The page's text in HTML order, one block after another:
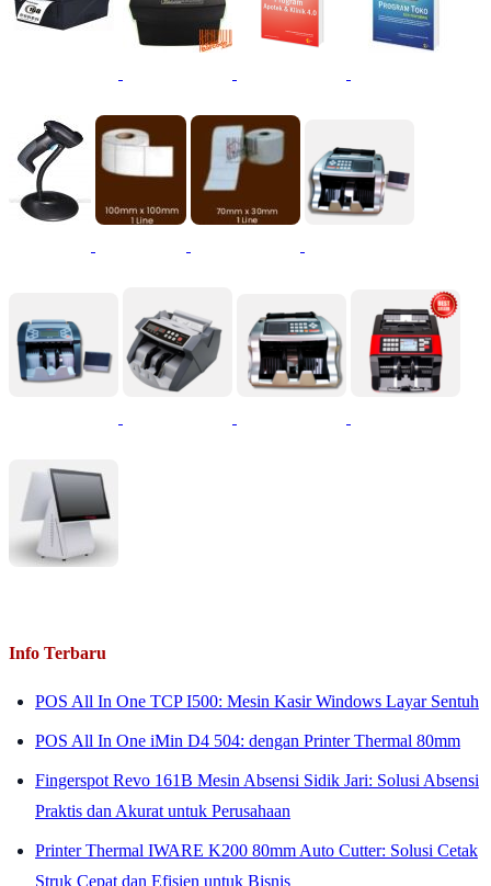
Info Terbaru
POS All In One TCP I500: Mesin Kasir Windows Layar Sentuh
POS All In One iMin D4 504: dengan Printer Thermal 80mm
Fingerspot Revo 161B Mesin Absensi Sidik Jari: Solusi Absensi
Praktis dan Akurat untuk Perusahaan
Printer Thermal IWARE K200 80mm Auto Cutter: Solusi Cetak
Struk Cepat dan Efisien untuk Bisnis